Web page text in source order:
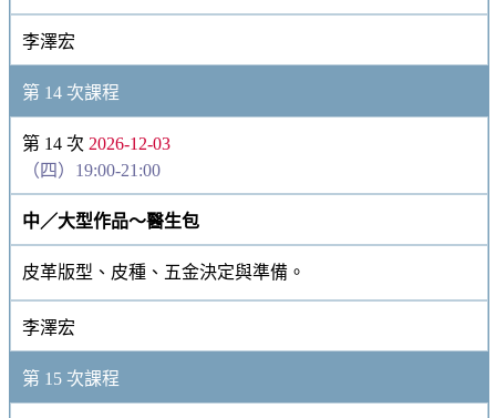
李澤宏
第 14 次課程
第 14 次 2026-12-03
（四）19:00-21:00
中／大型作品～醫生包
皮革版型、皮種、五金決定與準備。
李澤宏
第 15 次課程